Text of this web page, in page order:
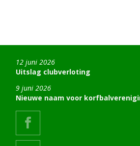
Uitslag clubverloting
12 juni 2026
Nieuwe naam voor
9 juni 2026